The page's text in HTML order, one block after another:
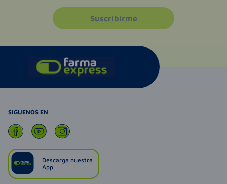
Suscribirme
SIGUENOS EN
Descarga nuestra
App